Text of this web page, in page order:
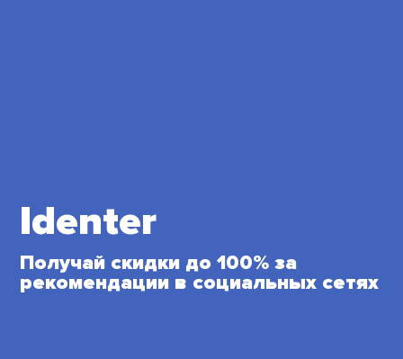
Identer
Получай скидки до 100%за
рекомендации в социальных сетях